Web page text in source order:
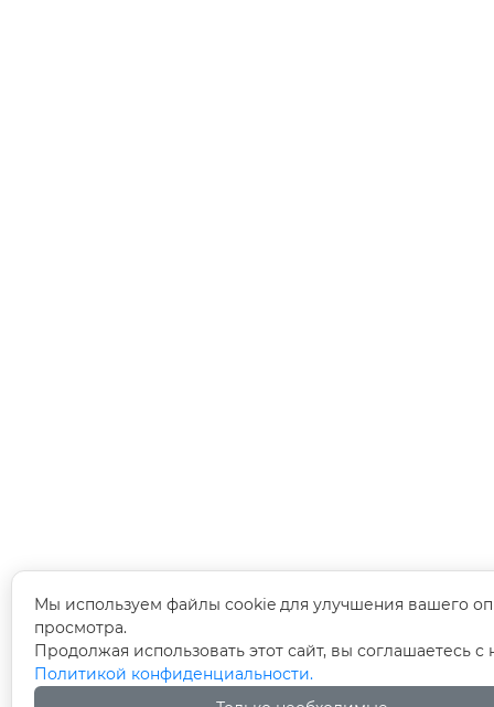
Мы используем файлы cookie для улучшения вашего
просмотра.
Продолжая использовать этот сайт, вы соглашаетесь
Политикой конфиденциальности.